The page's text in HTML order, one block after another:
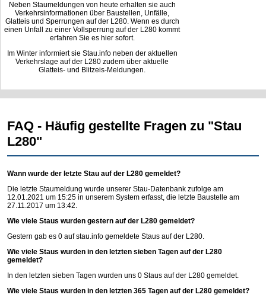
Neben Staumeldungen von heute erhalten sie auch
Verkehrsinformationen über Baustellen, Unfälle,
Glatteis und Sperrungen auf der L280. Wenn es durch
einen Unfall zu einer Vollsperrung auf der L280 kommt
erfahren Sie es hier sofort.
Im Winter informiert sie Stau.info neben der aktuellen
Verkehrslage auf der L280 zudem über aktuelle
Glatteis- und Blitzeis-Meldungen.
FAQ - Häufig gestellte Fragen zu "Stau
L280"
Wann wurde der letzte Stau auf der L280 gemeldet?
Die letzte Staumeldung wurde unserer Stau-Datenbank zufolge am
12.01.2021 um 15:25 in unserem System erfasst, die letzte Baustelle am
27.11.2017 um 13:42.
Wie viele Staus wurden gestern auf der L280 gemeldet?
Gestern gab es 0 aufstau.info gemeldete Staus auf der L280.
Wie viele Staus wurden in den letzten sieben Tagen auf der L280
gemeldet?
In den letzten sieben Tagen wurden uns 0 Staus auf der L280 gemeldet.
Wie viele Staus wurden in den letzten 365 Tagen auf der L280 gemeldet?